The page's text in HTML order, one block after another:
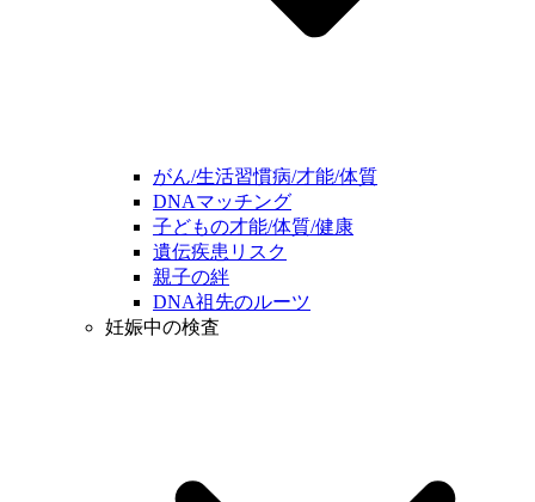
がん/生活習慣病/才能/体質
DNAマッチング
子どもの才能/体質/健康
遺伝疾患リスク
親子の絆
DNA祖先のルーツ
妊娠中の検査